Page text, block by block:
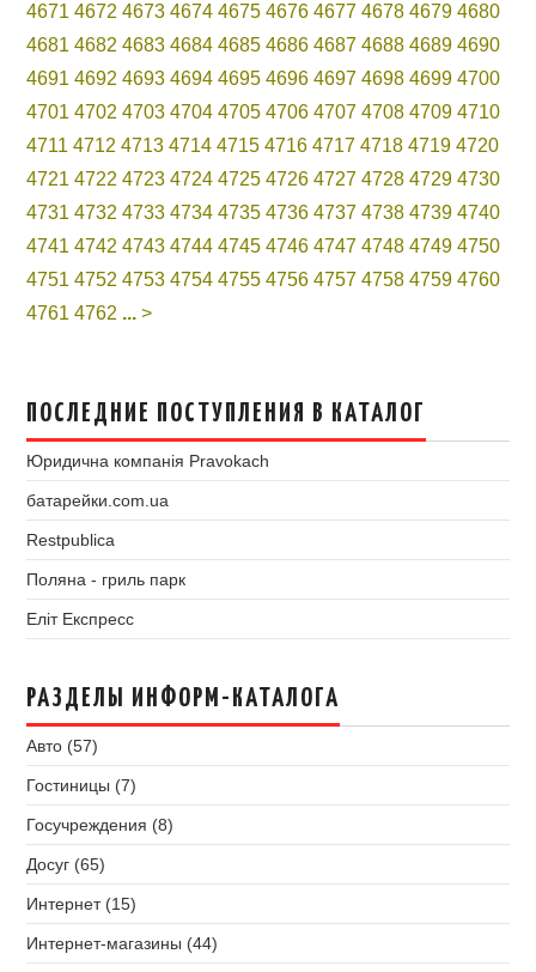
4671 4672 4673 4674 4675 4676 4677 4678 4679 4680
4681 4682 4683 4684 4685 4686 4687 4688 4689 4690
4691 4692 4693 4694 4695 4696 4697 4698 4699 4700
4701 4702 4703 4704 4705 4706 4707 4708 4709 4710
4711 4712 4713 4714 4715 4716 4717 4718 4719 4720
4721 4722 4723 4724 4725 4726 4727 4728 4729 4730
4731 4732 4733 4734 4735 4736 4737 4738 4739 4740
4741 4742 4743 4744 4745 4746 4747 4748 4749 4750
4751 4752 4753 4754 4755 4756 4757 4758 4759 4760
4761 4762 ... >
ПОСЛЕДНИЕ ПОСТУПЛЕНИЯ В КАТАЛОГ
Юридична компанія Pravokach
батарейки.com.ua
Restpublica
Поляна - гриль парк
Еліт Експресс
РАЗДЕЛЫ ИНФОРМ-КАТАЛОГА
Авто (57)
Гостиницы (7)
Госучреждения (8)
Досуг (65)
Интернет (15)
Интернет-магазины (44)